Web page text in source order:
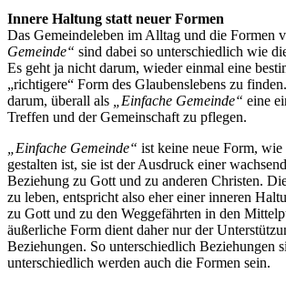
Innere Haltung statt neuer Formen
Das Gemeindeleben im Alltag und die Formen
Gemeinde“ sind dabei so unterschiedlich wie
Es geht ja nicht darum, wieder einmal eine
„richtigere“ Form des Glaubenslebens zu
darum, überall als
„Einfache Gemeinde“ eine
Treffen und der Gemeinschaft zu pflegen.
„Einfache Gemeinde“ ist keine neue Form, wie
gestalten ist, sie ist der Ausdruck einer
Beziehung zu Gott und zu anderen Christen.
zu leben, entspricht also eher einer inneren
zu Gott und zu den Weggefährten in den
äußerliche Form dient daher nur der
Beziehungen. So unterschiedlich Beziehungen
unterschiedlich werden auch die Formen sein.